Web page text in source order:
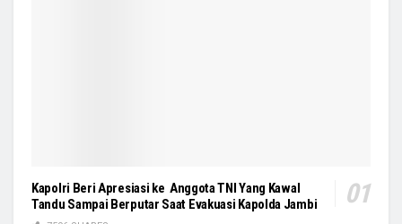
Kapolri Beri Apresiasi ke Anggota TNI Yang Kawal
Tandu Sampai Berputar Saat Evakuasi Kapolda Jambi